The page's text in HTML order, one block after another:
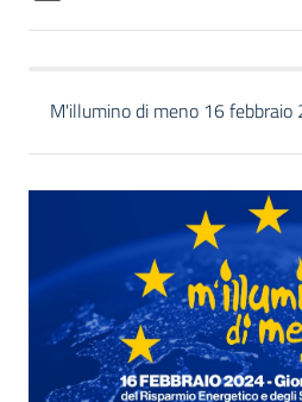
M'illumino di meno 16 febbraio